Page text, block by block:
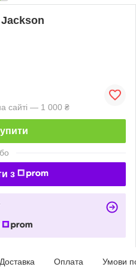
сайті — 1 000 ₴
з
Доставка Оплата Умови